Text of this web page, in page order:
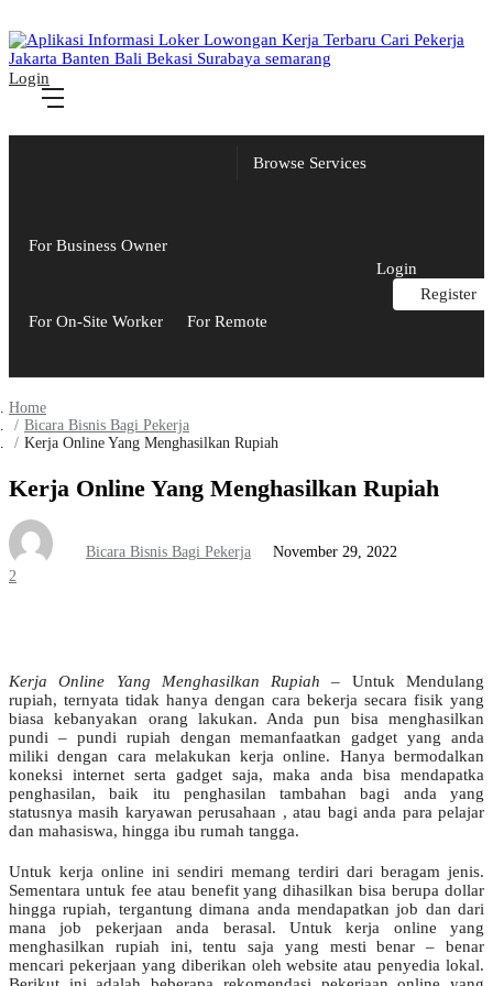
Login
Browse Services
For Business Owner
For On-Site Worker For Remote
Login
Register
Home
Bicara Bisnis Bagi Pekerja
Kerja Online Yang Menghasilkan Rupiah
Kerja Online Yang Menghasilkan Rupiah
2
Bicara Bisnis Bagi Pekerja November 29, 2022
Kerja Online Yang Menghasilkan Rupiah – Untuk Mendulang
rupiah, ternyata tidak hanya dengan cara bekerja secara fisik yang
biasa kebanyakan orang lakukan. Anda pun bisa menghasilkan
pundi – pundi rupiah dengan memanfaatkan gadget yang anda
miliki dengan cara melakukan kerja online. Hanya bermodalkan
koneksi internet serta gadget saja, maka anda bisa mendapatka
penghasilan, baik itu penghasilan tambahan bagi anda yang
statusnya masih karyawan perusahaan , atau bagi anda para pelajar
dan mahasiswa, hingga ibu rumah tangga.
Untuk kerja online ini sendiri memang terdiri dari beragam jenis.
Sementara untuk fee atau benefit yang dihasilkan bisa berupa dollar
hingga rupiah, tergantung dimana anda mendapatkan job dan dari
mana job pekerjaan anda berasal. Untuk kerja online yang
menghasilkan rupiah ini, tentu saja yang mesti benar – benar
mencari pekerjaan yang diberikan oleh website atau penyedia lokal.